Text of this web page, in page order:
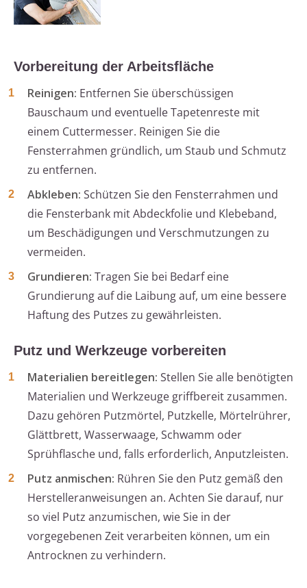
Vorbereitung der Arbeitsfläche
Reinigen: Entfernen Sie überschüssigen
Bauschaum und eventuelle Tapetenreste mit
einem Cuttermesser. Reinigen Sie die
Fensterrahmen gründlich, um Staub und Schmutz
zu entfernen.
Abkleben: Schützen Sie den Fensterrahmen und
die Fensterbank mit Abdeckfolie und Klebeband,
um Beschädigungen und Verschmutzungen zu
vermeiden.
Grundieren: Tragen Sie bei Bedarf eine
Grundierung auf die Laibung auf, um eine bessere
Haftung des Putzes zu gewährleisten.
Putz und Werkzeuge vorbereiten
Materialien bereitlegen: Stellen Sie alle benötigten
Materialien und Werkzeuge griffbereit zusammen.
Dazu gehören Putzmörtel, Putzkelle, Mörtelrührer,
Glättbrett, Wasserwaage, Schwamm oder
Sprühflasche und, falls erforderlich, Anputzleisten.
Putz anmischen: Rühren Sie den Putz gemäß den
Herstelleranweisungen an. Achten Sie darauf, nur
so viel Putz anzumischen, wie Sie in der
vorgegebenen Zeit verarbeiten können, um ein
Antrocknen zu verhindern.